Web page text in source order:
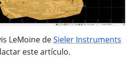
LeMoine deSieler Instruments
este artículo.